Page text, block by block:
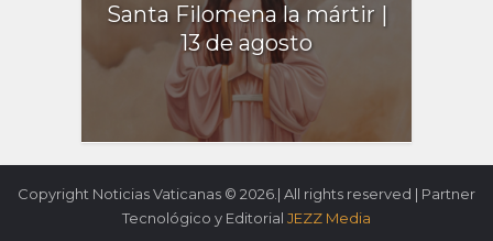
Santa Filomena la mártir |
13 de agosto
Copyright Noticias Vaticanas © 2026.| All rights reserved | Partner
Tecnológico y Editorial JEZZ Media